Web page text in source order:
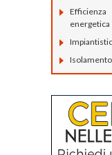
Efficienza
energetica